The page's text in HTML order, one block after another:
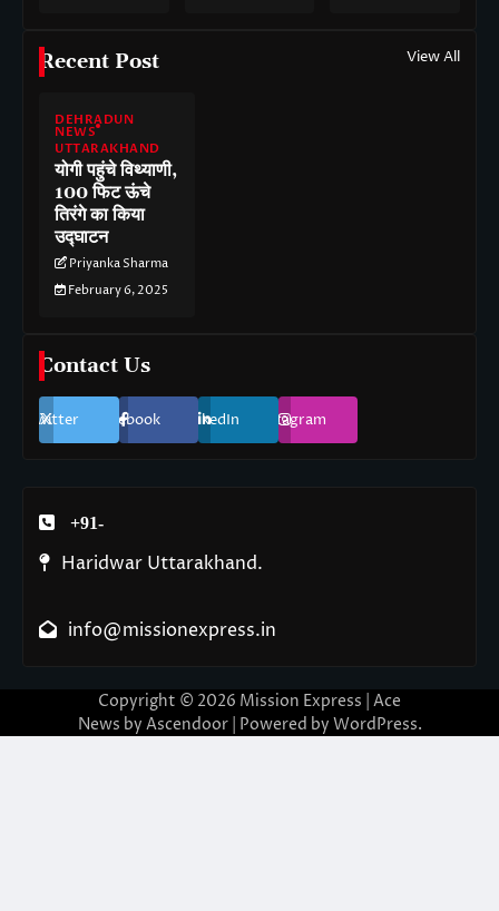
Recent Post View All
DEHRADUN
NEWS
UTTARAKHAND
योगी पहुंचे विथ्याणी,
100 फिट ऊंचे
तिरंगे का किया
उद्घाटन
Priyanka Sharma
February 6, 2025
Contact Us
Twitter Facebook LinkedIn Instagram
+91-
Haridwar Uttarakhand.
info@missionexpress.in
Copyright © 2026 Mission Express | Ace
News by Ascendoor| Powered by WordPress.